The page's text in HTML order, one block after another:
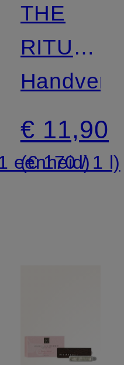
eenheid)
THE
RITUAL
OF
SAKURA
€ 11,90
(€ 170 / 1 l)